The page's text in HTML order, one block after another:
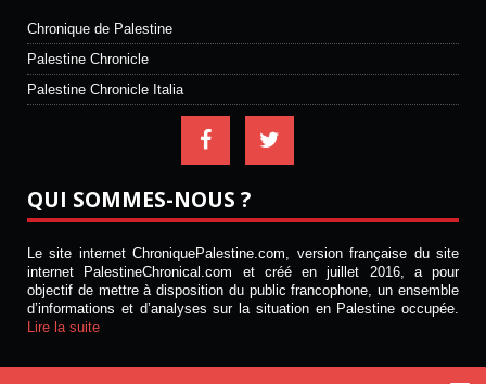
Chronique de Palestine
Palestine Chronicle
Palestine Chronicle Italia
QUI SOMMES-NOUS ?
Le site internet ChroniquePalestine.com, version française du site
internet PalestineChronical.com et créé en juillet 2016, a pour
objectif de mettre à disposition du public francophone, un ensemble
d’informations et d’analyses sur la situation en Palestine occupée.
Lire la suite